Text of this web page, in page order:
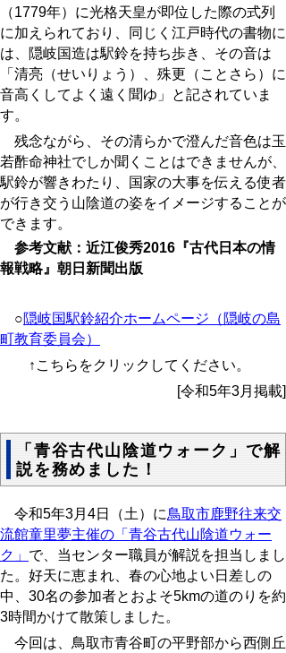
（1779年）に光格天皇が即位した際の式列
に加えられており、同じく江戸時代の書物に
は、隠岐国造は駅鈴を持ち歩き、その音は
「清亮（せいりょう）、殊更（ことさら）に
音高くしてよく遠く聞ゆ」と記されていま
す。
残念ながら、その清らかで澄んだ音色は玉
若酢命神社でしか聞くことはできませんが、
駅鈴が響きわたり、国家の大事を伝える使者
が行き交う山陰道の姿をイメージすることが
できます。
参考文献：近江俊秀2016 『古代日本の情
報戦略』朝日新聞出版
○隠岐国駅鈴紹介ホームページ（隠岐の島
町教育委員会）
↑こちらをクリックしてください。
[令和5年3月掲載]
「青谷古代山陰道ウォーク」で解
説を務めました！
令和5年3月4日（土）に鳥取市鹿野往来交
流館童里夢主催の「青谷古代山陰道ウォー
ク」 で、当センター職員が解説を担当しまし
た。好天に恵まれ、春の心地よい日差しの
中、 30名の参加者とおよそ5kmの道のりを約
3時間かけて散策しました。
今回は、鳥取市青谷町の平野部から西側丘